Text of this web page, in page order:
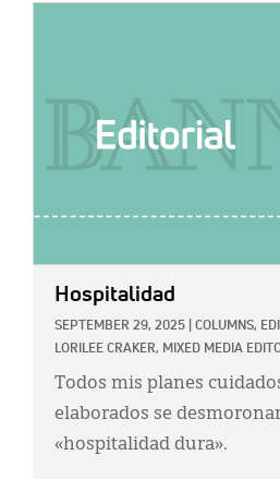
Hospitalidad
SEPTEMBER 29, 2025 COLUMNS,
LORILEE CRAKER, MIXED MEDIA
Todos mis planes
elaborados se
«hospitalidad dura».